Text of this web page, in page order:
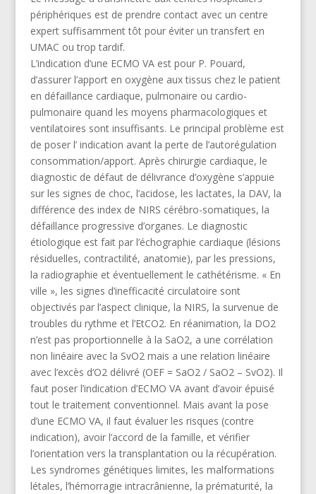
périphériques est de prendre contact avec un centre
expert suffisamment tôt pour éviter un transfert en
UMAC ou trop tardif.
L’indication d’une ECMO VA est pour P. Pouard,
d’assurer l’apport en oxygène aux tissus chez le patient
en défaillance cardiaque, pulmonaire ou cardio-
pulmonaire quand les moyens pharmacologiques et
ventilatoires sont insuffisants. Le principal problème est
de poser l’ indication avant la perte de l’autorégulation
consommation/apport. Après chirurgie cardiaque, le
diagnostic de défaut de délivrance d’oxygène s’appuie
sur les signes de choc, l’acidose, les lactates, la DAV, la
différence des index de NIRS cérébro-somatiques, la
défaillance progressive d’organes. Le diagnostic
étiologique est fait par l’échographie cardiaque (lésions
résiduelles, contractilité, anatomie), par les pressions,
la radiographie et éventuellement le cathétérisme. « En
ville », les signes d’inefficacité circulatoire sont
objectivés par l’aspect clinique, la NIRS, la survenue de
troubles du rythme et l’EtCO2. En réanimation, la DO2
n’est pas proportionnelle à la SaO2, a une corrélation
non linéaire avec la SvO2 mais a une relation linéaire
avec l’excès d’O2 délivré (OEF = SaO2 / SaO2 – SvO2). Il
faut poser l’indication d’ECMO VA avant d’avoir épuisé
tout le traitement conventionnel. Mais avant la pose
d’une ECMO VA, il faut évaluer les risques (contre
indication), avoir l’accord de la famille, et vérifier
l’orientation vers la transplantation ou la récupération.
Les syndromes génétiques limites, les malformations
létales, l’hémorragie intracrânienne, la prématurité, la